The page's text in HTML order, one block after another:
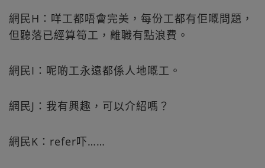
網民H：咩工都唔會完美，每份工都有佢嘅問題，
但聽落已經算筍工，離職有點浪費。
網民I：呢啲工永遠都係人地嘅工。
網民J：我有興趣，可以介紹嗎？
網民K：refer吓……